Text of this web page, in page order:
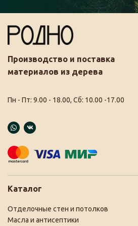
Производство и поставка
материалов из дерева
Пн - Пт: 9.00 - 18.00, Сб: 10.00 -17.00
Каталог
Отделочные стен и потолков
Масла и антисептики